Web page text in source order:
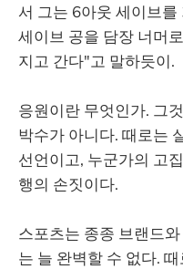
서 그는 6아웃 세이브
세이브 공을 담장 너머
지고 간다"고 말하듯이.
응원이란 무엇인가. 그
박수가 아니다. 때로는
선언이고, 누군가의 고
행의 손짓이다.
스포츠는 종종 브랜드
는 늘 완벽할 수 없다.